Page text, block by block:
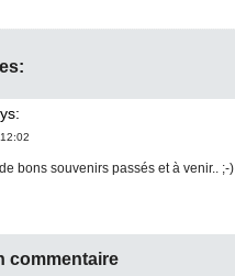
bons souvenirs passés et à venir.. ;-)
commentaire